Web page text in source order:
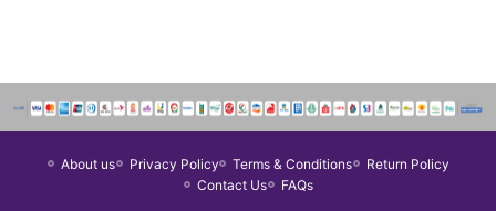
About us Privacy Policy Terms & Conditions
Return Policy
Contact Us
FAQs